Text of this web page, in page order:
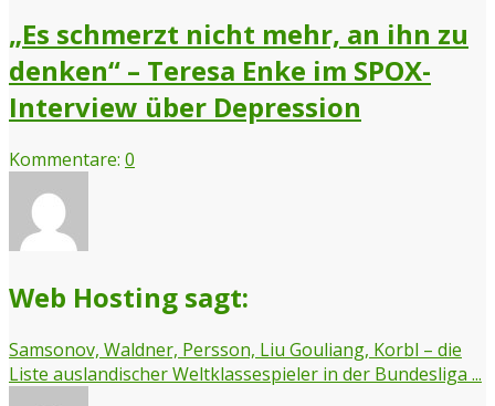
„Es schmerzt nicht mehr, an ihn zu
denken“ – Teresa Enke im SPOX-
Interview über Depression
Kommentare: 0
Web Hosting sagt:
Samsonov, Waldner, Persson, Liu Gouliang, Korbl – die
Liste auslandischer Weltklassespieler in der Bundesliga ...